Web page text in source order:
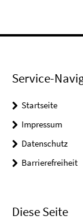
Service-
Startseite
Impressum
Datenschutz
Barrierefreiheit
Diese Seite